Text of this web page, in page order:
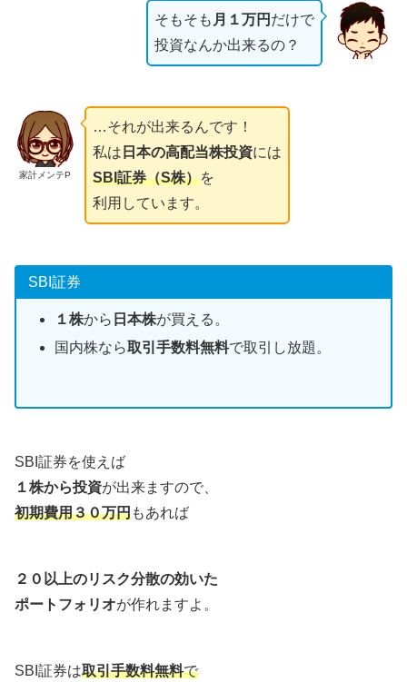
そもそも 月１万円 だけで
投資なんか出来るの？
家計メンテP
…それが出来るんです！
私は 日本の高配当株投資には
SBI証券（S株）を
利用しています。
SBI証券
１株から 日本株が買える。
国内株なら取引手数料無料で取引し放題。
SBI証券を使えば
１株から投資が出来ますので、
初期費用３０万円もあれば
２０以上のリスク分散の効いた
ポートフォリオが作れますよ。
SBI証券は取引手数料無料で